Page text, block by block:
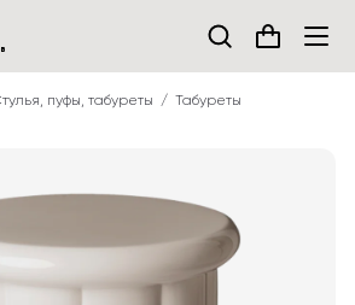
пуфы, табуреты Табуреты